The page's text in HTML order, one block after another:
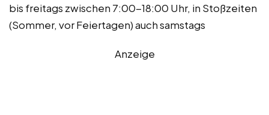
bis freitags zwischen 7:00-18:00 Uhr, in Stoßzeiten
(Sommer, vor Feiertagen) auch samstags
Anzeige